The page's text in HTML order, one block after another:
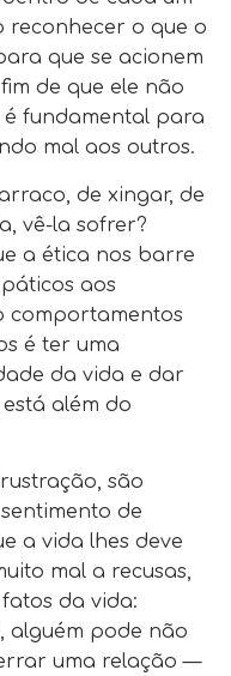
reconhecer o que o
que se acionem
de que ele não
é fundamental para
mal aos outros.
de xingar, de
vê-la sofrer?
a ética nos barre
aos
comportamentos
é ter uma
da vida e dar
além do
são
de
a vida lhes deve
mal a recusas,
da vida:
alguém pode não
uma relação —